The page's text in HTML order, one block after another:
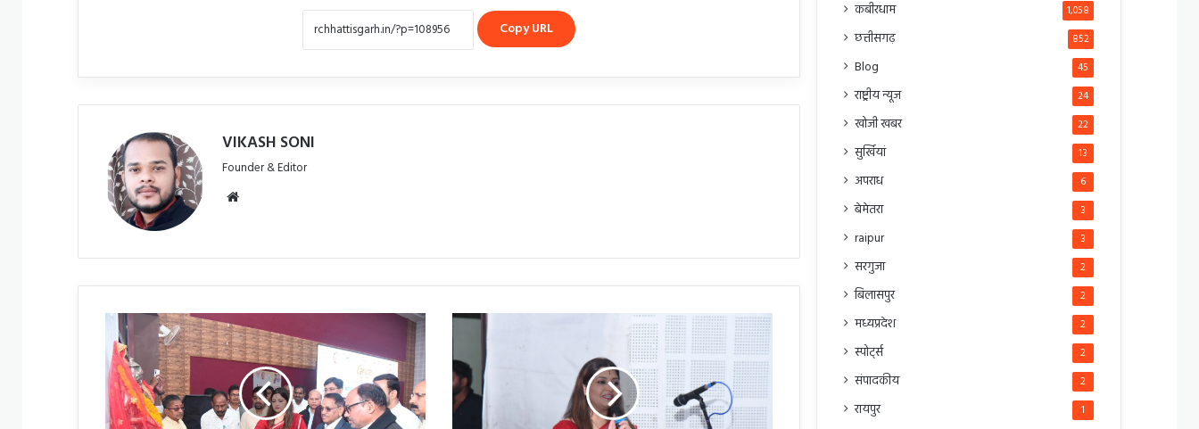
Copy URL
VIKASH SONI
Founder & Editor
शिक्षकों
के
कौशल
उन्नयन
हेतु
पंडरिया
विधायक
भावना
बोहरा
ने
विधानसभा
में
कबीरधाम 1,058
छत्तीसगढ़ 852
Blog 45
राष्ट्रीय न्यूज 24
खोजी खबर 22
सुर्खियां 13
अपराध 6
बेमेतरा 3
raipur 3
सरगुजा 2
बिलासपुर 2
मध्यप्रदेश 2
स्पोर्ट्स 2
संपादकीय 2
रायपुर 1